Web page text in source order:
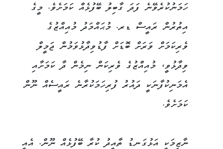
ހަމަނުކުރެވޭނެ ފަދަ ގާބިލު ބޭފުޅެއް ކަމަށެވެ. މީގެ
އިތުރުން ރައީސް ޑރ. މުޙައްމަދު މުއިއްޒުގެ
ވެރިކަމަށް ވަރަށް ބޮޑަށް ފާޑުވިދާޅުވަމުން ޖަމީލް
ވިދާޅުވީ، މުއިއްޒުގެ ވެރިކަން ނިމެން ދާ ކަމަށާއި
އެމަނިކުފާނަކީ ދައުރު ފުރިހަމަކުރާނެ ރައީސެއް ނޫން
ކަމަށެވެ.
ނާޒިމަކީ އަޅުގަނޑު ތާއީދު ކުރާ ބޭފުޅެއް ނޫން. އެއީ